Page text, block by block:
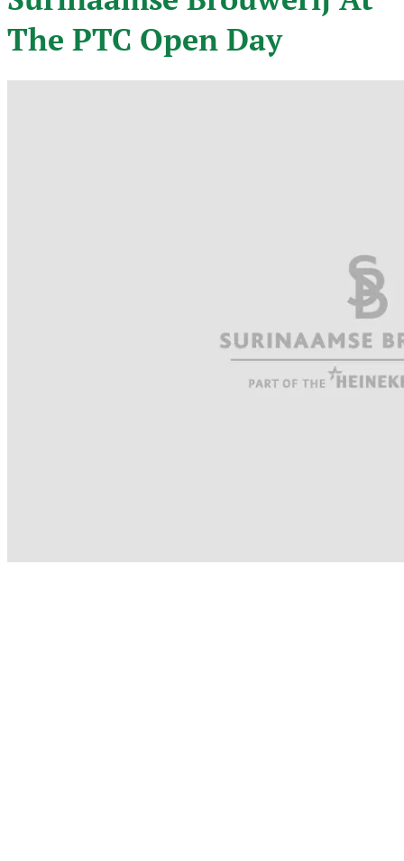
The PTC Open Day